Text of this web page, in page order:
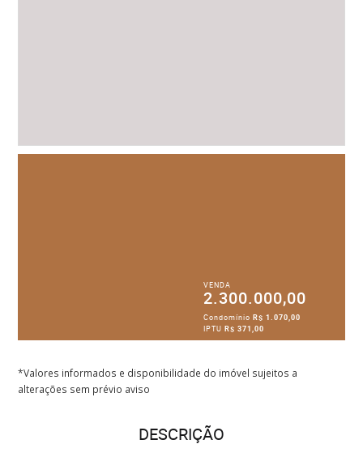
VENDA
2.300.000,00
CondomínioR$ 1.070,00
IPTUR$ 371,00
*Valores informados e disponibilidade do imóvel sujeitos a
alterações sem prévio aviso
DESCRIÇÃO